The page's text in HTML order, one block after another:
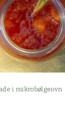
i mikrobølgeovn